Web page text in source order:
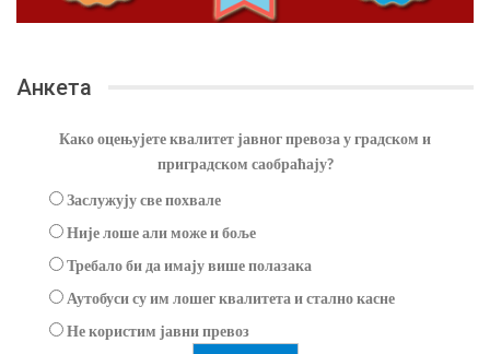
Анкета
Како оцењујете квалитет јавног превоза у градском и
приградском саобраћају?
Заслужују све похвале
Није лоше али може и боље
Требало би да имају више полазака
Аутобуси су им лошег квалитета и стално касне
Не користим јавни превоз